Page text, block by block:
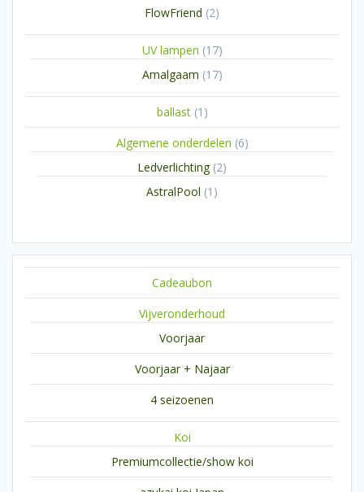
FlowFriend 22
UV lampen 1717
Amalgaam 1717
ballast 1 1
product
Algemene onderdelen 66
Ledverlichting 22
AstralPool 1 1
Cadeaubon
Vijveronderhoud
Voorjaar
Voorjaar + Najaar
4 seizoenen
Koi
Premiumcollectie/show koi